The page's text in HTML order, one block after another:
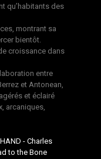
qu’habitants des
montrant sa
bientôt.
croissance dans
entre
et Antonean,
et éclairé
arcaniques,